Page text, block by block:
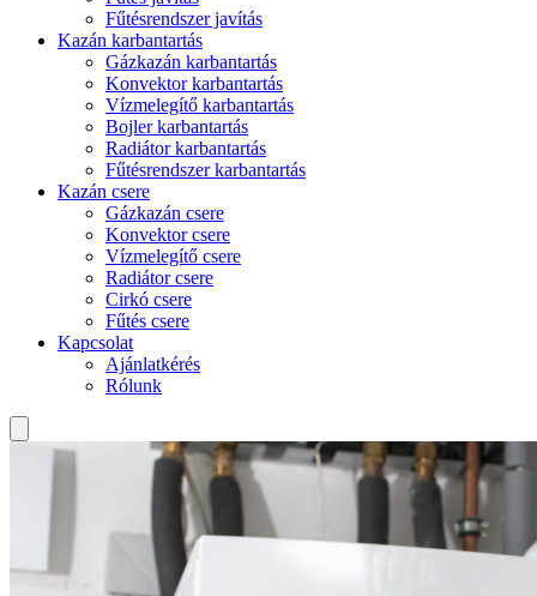
Fűtésrendszer javítás
Kazán karbantartás
Gázkazán karbantartás
Konvektor karbantartás
Vízmelegítő karbantartás
Bojler karbantartás
Radiátor karbantartás
Fűtésrendszer karbantartás
Kazán csere
Gázkazán csere
Konvektor csere
Vízmelegítő csere
Radiátor csere
Cirkó csere
Fűtés csere
Kapcsolat
Ajánlatkérés
Rólunk